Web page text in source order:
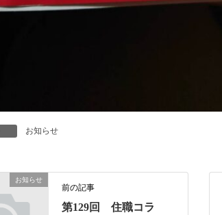
お知らせ
お知らせ
前の記事
第129回 住職コラ